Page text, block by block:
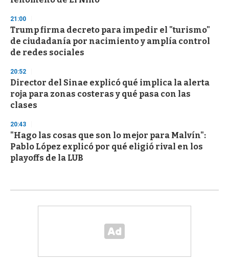
21:00
Trump firma decreto para impedir el "turismo"
de ciudadanía por nacimiento y amplía control
de redes sociales
20:52
Director del Sinae explicó qué implica la alerta
roja para zonas costeras y qué pasa con las
clases
20:43
"Hago las cosas que son lo mejor para Malvín":
Pablo López explicó por qué eligió rival en los
playoffs de la LUB